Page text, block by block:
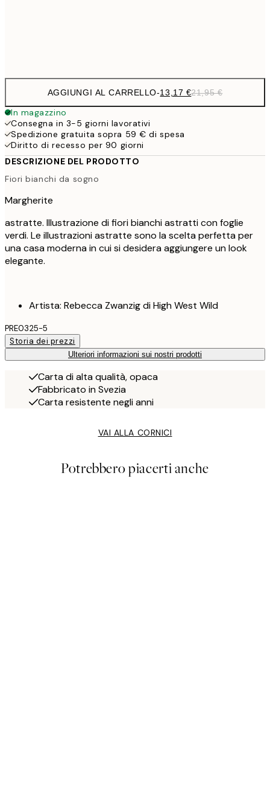
AGGIUNGI AL CARRELLO-13,17 €21,95 €
In magazzino
Consegna in 3-5 giorni lavorativi
Spedizione gratuita sopra 59 € di spesa
Diritto di recesso per 90 giorni
DESCRIZIONE DEL PRODOTTO
Fiori bianchi da sogno
Margherite
astratte. Illustrazione di fiori bianchi astratti con foglie
verdi. Le illustrazioni astratte sono la scelta perfetta per
una casa moderna in cui si desidera aggiungere un look
elegante.
Artista: Rebecca Zwanzig di High West Wild
PRE0325-5
Storia dei prezzi
Ulteriori informazioni sui nostri prodotti
Carta di alta qualità, opaca
Fabbricato in Svezia
Carta resistente negli anni
VAI ALLA CORNICI
Potrebbero piacerti anche